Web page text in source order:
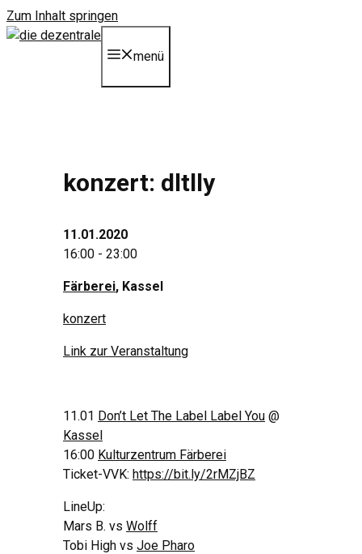
Zum Inhalt springen
menü
konzert: dltlly
11.01.2020
16:00 - 23:00
Färberei, Kassel
konzert
Link zur Veranstaltung
11.01 Don’t Let The Label Label You @
Kassel
16:00 Kulturzentrum Färberei
Ticket-VVK: https://bit.ly/2rMZjBZ
LineUp:
Mars B. vs Wolff
Tobi High vs Joe Pharo